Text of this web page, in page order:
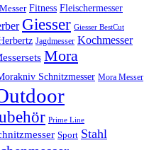
Fitness Fleischermesser
Giesser Giesser BestCut
Jagdmesser Kochmesser
Mora
Schnitzmesser Mora Messer
Prime Line
Sport Stahl